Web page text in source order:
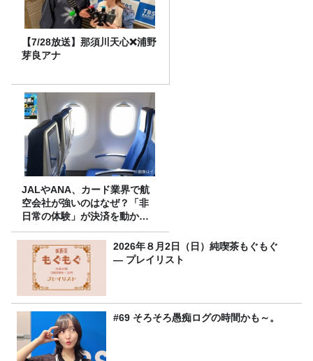
【7/28放送】那須川天心❌浦野
芽良アナ
JALやANA、カード業界で航
空会社が強いのはなぜ？「非
日常の体験」が決済を動かす
理由
2026年８月2日（日）純喫茶もぐもぐ
― プレイリスト
#69 そろそろ愚痴ログの時間かも～。